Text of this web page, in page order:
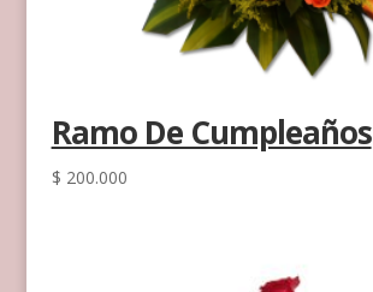
Ramo De Cumpleaños
$ 200.000